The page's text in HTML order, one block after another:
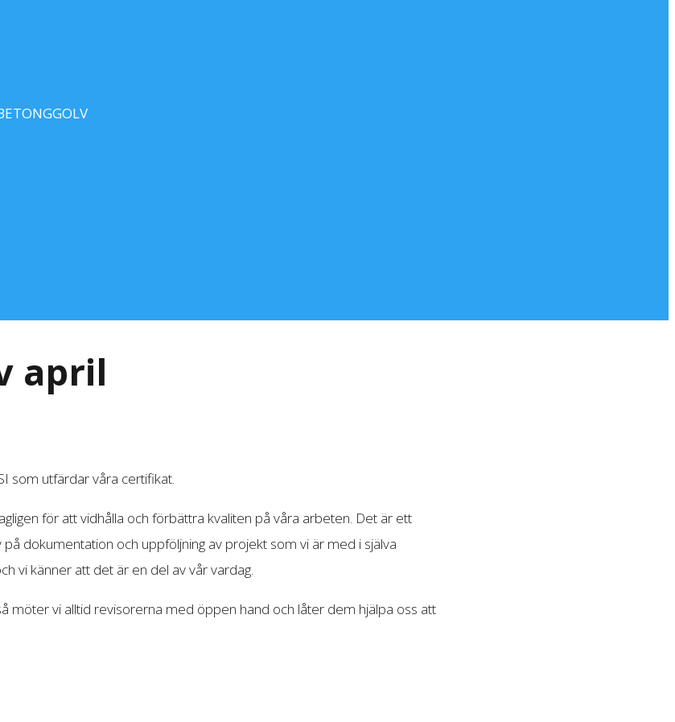
april
som utfärdar våra certifikat.
för att vidhålla och förbättra kvaliten på våra arbeten. Det är ett
dokumentation och uppföljning av projekt som vi är med i själva
vi känner att det är en del av vår vardag.
möter vi alltid revisorerna med öppen hand och låter dem hjälpa oss att